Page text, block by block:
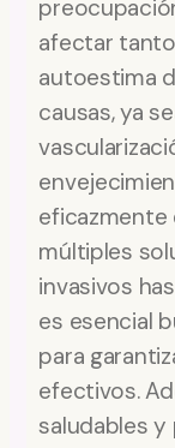
afectar
autoestima
causas, ya
eficazmente
múltiples
invasivos
es esencial
para
efectivos.
saludables